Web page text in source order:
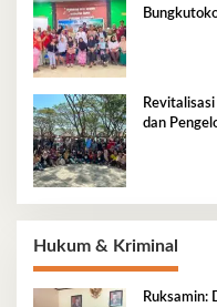
dan
Hukum & Kriminal
Ruksamin: